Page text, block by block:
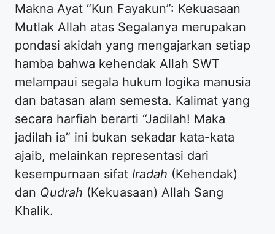
Makna Ayat “Kun Fayakun”: Kekuasaan
Mutlak Allah atas Segalanya merupakan
pondasi akidah yang mengajarkan setiap
hamba bahwa kehendak Allah SWT
melampaui segala hukum logika manusia
dan batasan alam semesta. Kalimat yang
secara harfiah berarti “Jadilah! Maka
jadilah ia” ini bukan sekadar kata-kata
ajaib, melainkan representasi dari
kesempurnaan sifat Iradah (Kehendak)
dan Qudrah (Kekuasaan) Allah Sang
Khalik.